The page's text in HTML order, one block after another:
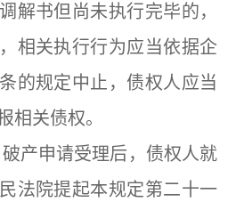
解书但尚未执行完毕的，
相关执行行为应当依据企
的规定中止，债权人应当
相关债权。
产申请受理后，债权人就
法院提起本规定第二十一